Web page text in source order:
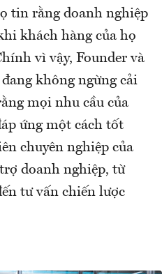
tin rằng doanh nghiệp
khách hàng của họ
vì vậy, Founder và
không ngừng cải
mọi nhu cầu của
ứng một cách tốt
chuyên nghiệp của
doanh nghiệp, từ
tư vấn chiến lược